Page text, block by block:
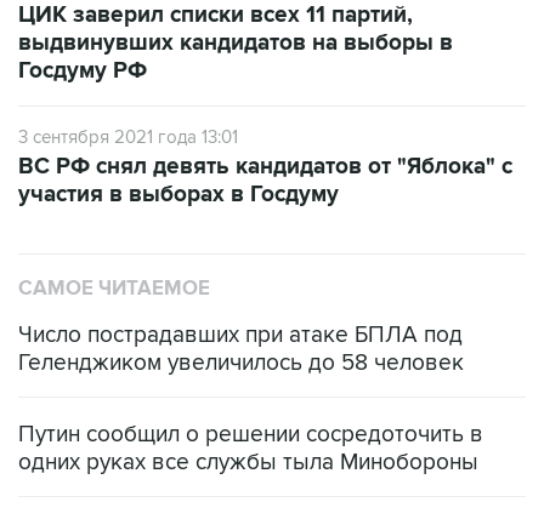
ЦИК заверил списки всех 11 партий,
выдвинувших кандидатов на выборы в
Госдуму РФ
3 сентября 2021 года 13:01
ВС РФ снял девять кандидатов от "Яблока" с
участия в выборах в Госдуму
САМОЕ ЧИТАЕМОЕ
Число пострадавших при атаке БПЛА под
Геленджиком увеличилось до 58 человек
Путин сообщил о решении сосредоточить в
одних руках все службы тыла Минобороны